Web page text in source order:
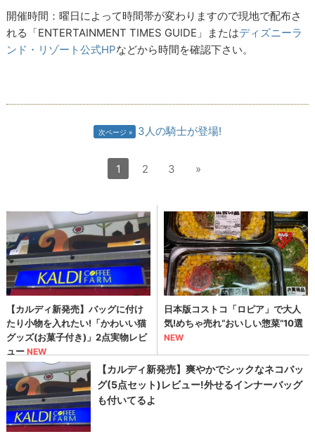
開催時間：曜日によって時間帯が変わりますので現地で配布さ
れる「ENTERTAINMENT TIMES GUIDE」またはディズニーラ
ンド・リゾート公式HPなどから時間を確認下さい。
次ページ 3人の騎士が登場!
1 2 3 »